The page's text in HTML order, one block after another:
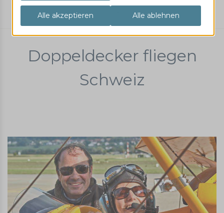
Oldtimer Rundflug Bücker
Doppeldecker fliegen
Schweiz